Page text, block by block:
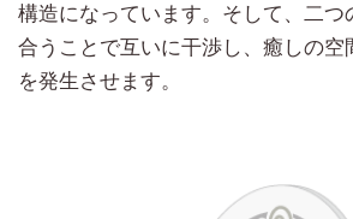
構造になっています。そして、二つ
合うことで互いに干渉し、癒しの空
を発生させます。